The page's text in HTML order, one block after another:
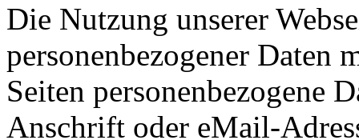
Die Nutzung unserer
personenbezogener Daten
Seiten personenbezogene
Anschrift oder eMail-